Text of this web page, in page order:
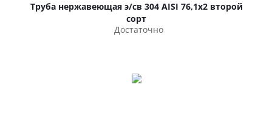
Труба нержавеющая э/св 304 AISI 76,1х2 второй
сорт
Достаточно